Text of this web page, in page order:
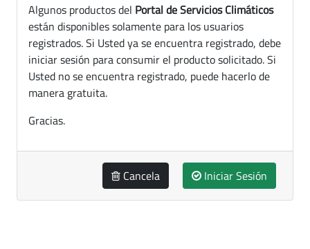
Algunos productos del Portal de Servicios Climáticos
están disponibles solamente para los usuarios
registrados. Si Usted ya se encuentra registrado, debe
iniciar sesión para consumir el producto solicitado. Si
Usted no se encuentra registrado, puede hacerlo de
manera gratuita.
Gracias.
Cancela Iniciar Sesión